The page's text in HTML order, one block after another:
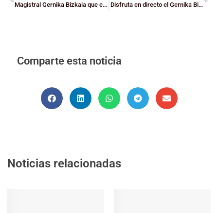
Magistral Gernika Bizkaia que está a un paso de la LF Disfruta en directo el Gernika Bizkaia vs Al-Qázeres (sábado 11 horas)
Comparte esta noticia
Noticias relacionadas